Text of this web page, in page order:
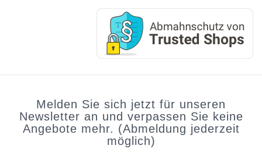
Melden Sie sich jetzt für unseren
Newsletter an und verpassen Sie keine
Angebote mehr. (Abmeldung jederzeit
möglich)